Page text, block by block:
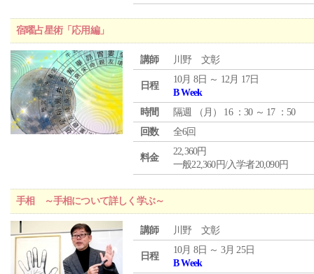
宿曜占星術「応用編」
講師 川野 文彰
日程
10月 8日 ～ 12月 17日
B Week
時間
隔週 （ 月 ） 16 ：30 ～ 17 ：50
回数
全6回
料金
22,360円
一般22,360円/入学者20,090円
手相 ～手相について詳しく学ぶ～
講師 川野 文彰
日程
10月 8日 ～ 3月 25日
B Week